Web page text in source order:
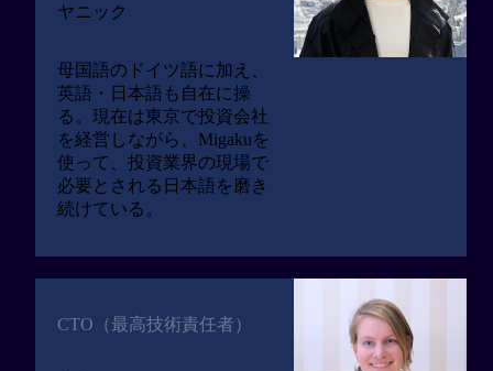
ヤニック
母国語のドイツ語に加え、
英語・日本語も自在に操
る。現在は東京で投資会社
を経営しながら、Migakuを
使って、投資業界の現場で
必要とされる日本語を磨き
続けている。
CTO（最高技術責任者）